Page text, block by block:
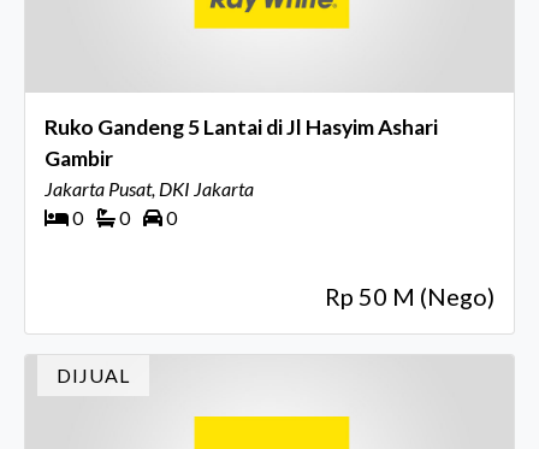
Ruko Gandeng 5 Lantai di Jl Hasyim Ashari
Gambir
Jakarta Pusat, DKI Jakarta
0
0 0
Rp 50 M (Nego)
DIJUAL